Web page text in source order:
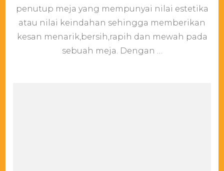
Anda
Puas
penutup meja yang mempunyai nilai estetika
atau nilai keindahan sehingga memberikan
kesan menarik,bersih,rapih dan mewah pada
sebuah meja. Dengan …